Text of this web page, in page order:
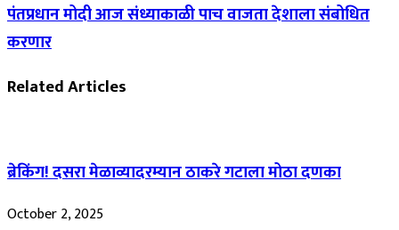
पंतप्रधान मोदी आज संध्याकाळी पाच वाजता देशाला संबोधित
करणार
Related Articles
ब्रेकिंग! दसरा मेळाव्यादरम्यान ठाकरे गटाला मोठा दणका
October 2, 2025